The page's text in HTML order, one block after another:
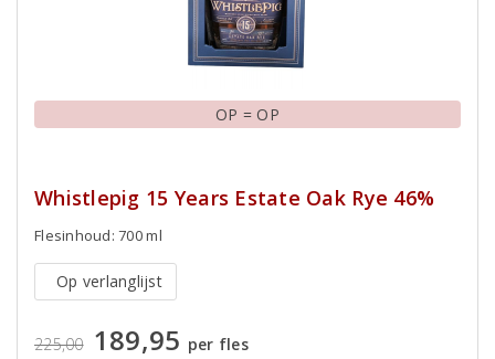
OP = OP
Whistlepig 15 Years Estate Oak Rye 46%
Flesinhoud: 700 ml
Op verlanglijst
225,00 189,95 per fles